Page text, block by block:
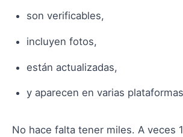
son verificables,
incluyen fotos,
están actualizadas,
y aparecen en varias
No hace falta tener miles. A veces